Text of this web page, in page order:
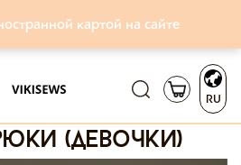
картой на сайте
RU
(девочки)